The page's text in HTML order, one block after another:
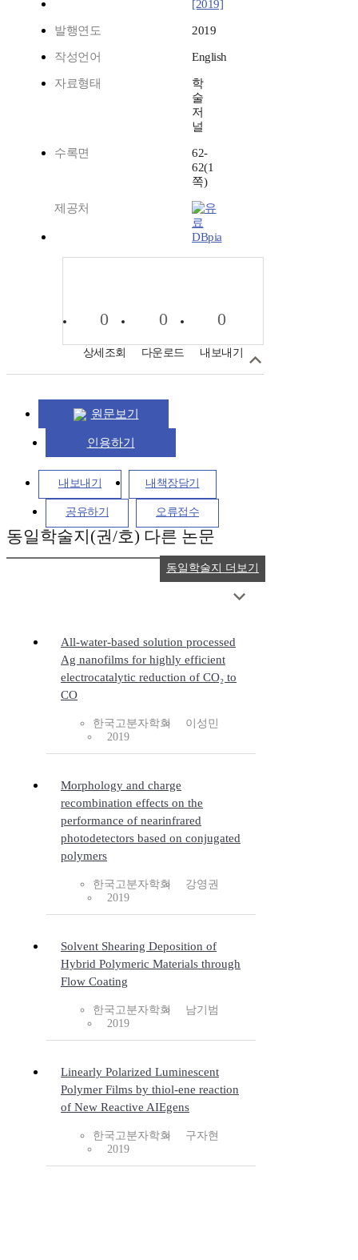
[2019]
발행연도 2019
작성언어 English
자료형태
학
술
저
널
수록면
62-
62(1
쪽)
제공처
DBpia
0
상세조회
0
다운로드
0
내보내기
원문보기
인용하기
내보내기 내책장담기
공유하기 오류접수
동일학술지(권/호) 다른 논문
All-water-based solution processed
Ag nanofilms for highly efficient
electrocatalytic reduction of CO₂ to
CO
한국고분자학회
이성민
2019
Morphology and charge
recombination effects on the
performance of nearinfrared
photodetectors based on conjugated
polymers
한국고분자학회
강영권
2019
Solvent Shearing Deposition of
Hybrid Polymeric Materials through
Flow Coating
한국고분자학회
남기범
2019
Linearly Polarized Luminescent
Polymer Films by thiol-ene reaction
of New Reactive AIEgens
한국고분자학회
구자현
2019
동일학술지 더보기